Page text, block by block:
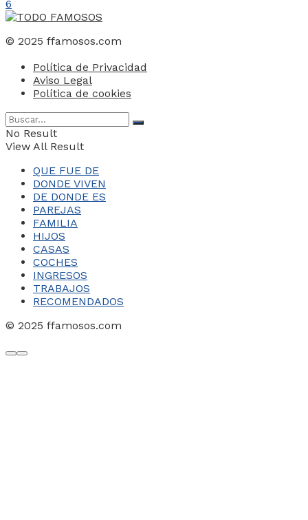
6
© 2025 ffamosos.com
Política de Privacidad
Aviso Legal
Política de cookies
No Result
View All Result
QUE FUE DE
DONDE VIVEN
DE DONDE ES
PAREJAS
FAMILIA
HIJOS
CASAS
COCHES
INGRESOS
TRABAJOS
RECOMENDADOS
© 2025 ffamosos.com